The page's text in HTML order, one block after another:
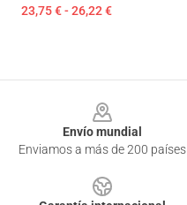
23,75 € - 26,22 €
Envío mundial
Enviamos a más de 200 países